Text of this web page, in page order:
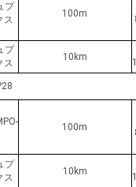
プ
ス
100m
プ
ス
10km
100m
プ
ス
10km